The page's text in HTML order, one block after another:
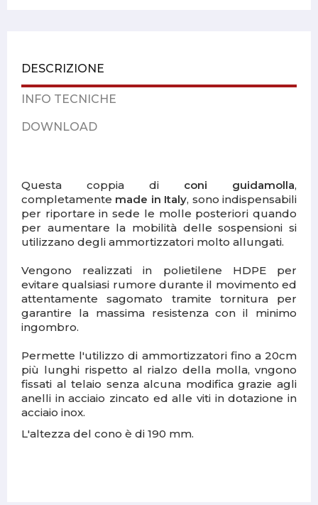
DESCRIZIONE
INFO TECNICHE
DOWNLOAD
Questa coppia di coni guidamolla,
completamente made in Italy, sono indispensabili
per riportare in sede le molle posteriori quando
per aumentare la mobilità delle sospensioni si
utilizzano degli ammortizzatori molto allungati.
Vengono realizzati in polietilene HDPE per
evitare qualsiasi rumore durante il movimento ed
attentamente sagomato tramite tornitura per
garantire la massima resistenza con il minimo
ingombro.
Permette l'utilizzo di ammortizzatori fino a 20cm
più lunghi rispetto al rialzo della molla, vngono
fissati al telaio senza alcuna modifica grazie agli
anelli in acciaio zincato ed alle viti in dotazione in
acciaio inox.
L'altezza del cono è di 190 mm.